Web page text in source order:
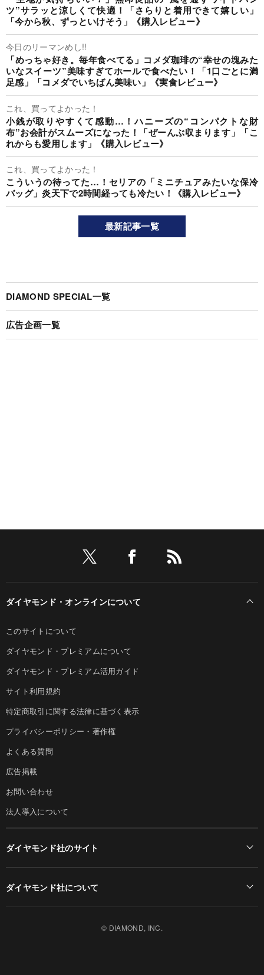
ツ”サラッと涼しくて快適！「さらりと着用できて嬉しい」
「今から秋、ずっといけそう」《購入レビュー》
今日のリーマンめし!!
「めっちゃ好き。毎年食べてる」コメダ珈琲の“幸せの塊みた
いなスイーツ”美味すぎてホールで食べたい！「1口ごとに満
足感」「コメダでいちばん美味い」《実食レビュー》
これ、買ってよかった！
小銭が取りやすくて感動…！ハニーズの“コンパクトな財
布”お会計がスムーズになった！「ぜーんぶ収まります」「こ
れからも愛用します」《購入レビュー》
これ、買ってよかった！
こういうの待ってた…！セリアの「ミニチュアみたいな保冷
バッグ」炎天下で2時間経っても冷たい！《購入レビュー》
最新記事一覧
DIAMOND SPECIAL一覧
広告企画一覧
ダイヤモンド・オンラインについて
このサイトについて
ダイヤモンド・プレミアムについて
ダイヤモンド・プレミアム活用ガイド
サイト利用規約
特定商取引に関する法律に基づく表示
プライバシーポリシー・著作権
よくある質問
広告掲載
お問い合わせ
法人導入について
ダイヤモンド社のサイト
ダイヤモンド社について
© DIAMOND, INC.